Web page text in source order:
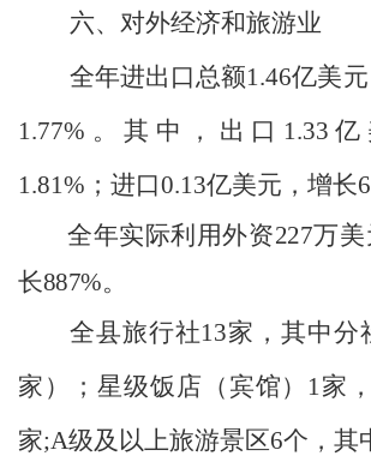
六、 对外经济和旅游业
全年进出口总额1.46亿美
1.77% 。其中，出口 1.33 亿
1.81% ；进口0.13亿美元， 增长
全年实际利用外资227万美
长887%。
全县旅行社13家 ，其中分
家 ） ；星级饭店（宾馆） 1 家
家;A级及以上旅游景区6个 ， 其